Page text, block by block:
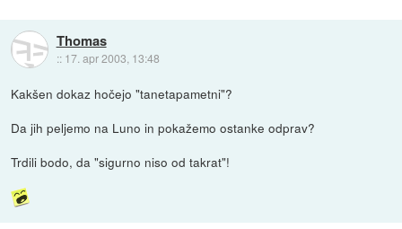
Thomas
:: 17. apr 2003, 13:48
Kakšen dokaz hočejo "tanetapametni"?
Da jih peljemo na Luno in pokažemo ostanke odprav?
Trdili bodo, da "sigurno niso od takrat"!